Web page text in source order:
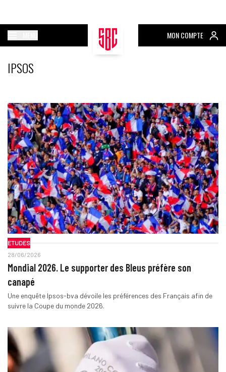
MON COMPTE
IPSOS
ETUDES
28/06/2026
Mondial 2026. Le supporter des Bleus préfère son
canapé
Une enquête Ipsos-bva dévoile les préférences des Français afin de
suivre la Coupe du monde 2026.